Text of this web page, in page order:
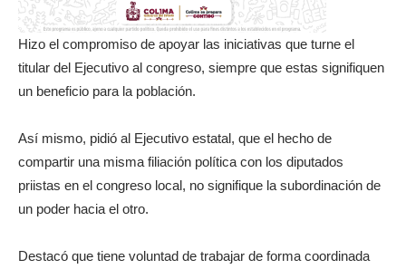
Hizo el compromiso de apoyar las iniciativas que turne el
titular del Ejecutivo al congreso, siempre que estas signifiquen
un beneficio para la población.
Así mismo, pidió al Ejecutivo estatal, que el hecho de
compartir una misma filiación política con los diputados
priistas en el congreso local, no signifique la subordinación de
un poder hacia el otro.
Destacó que tiene voluntad de trabajar de forma coordinada